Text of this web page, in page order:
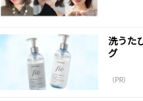
洗うた
グ
（PR）